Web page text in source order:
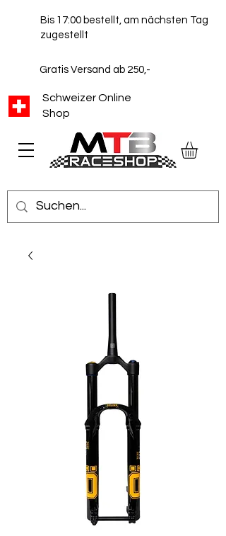
Schweizer Online
Shop
Bis 17:00 bestellt, am nächsten Tag
zugestellt
Gratis Versand ab 250,-